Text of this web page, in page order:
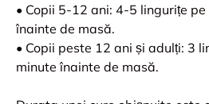
• Copii 5-12 ani: 4-5 lingurițe
înainte de masă.
• Copii peste 12 ani și adulți: 3
minute înainte de masă.